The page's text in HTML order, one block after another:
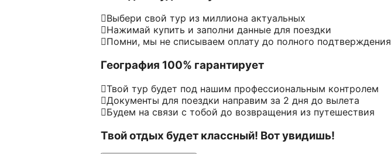
Выбери свой тур из миллиона актуальных
Нажимай купить и заполни данные для поездки
Помни, мы не списываем оплату до полного подтверждения
География 100% гарантирует
Твой тур будет под нашим профессиональным контролем
Документы для поездки направим за 2 дня до вылета
Будем на связи с тобой до возвращения из путешествия
Твой отдых будет классный! Вот увидишь!